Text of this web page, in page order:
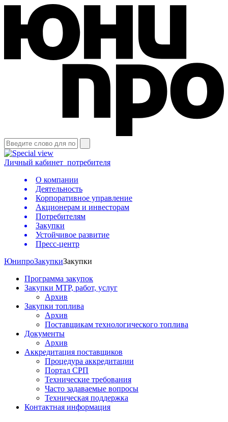
Личный кабинет потребителя
О компании
Деятельность
Корпоративное управление
Акционерам и инвесторам
Потребителям
Закупки
Устойчивое развитие
Пресс-центр
ЮнипроЗакупкиЗакупки
Программа закупок
Закупки МТР, работ, услуг
Архив
Закупки топлива
Архив
Поставщикам технологического топлива
Документы
Архив
Аккредитация поставщиков
Процедура аккредитации
Портал СРП
Технические требования
Часто задаваемые вопросы
Техническая поддержка
Контактная информация